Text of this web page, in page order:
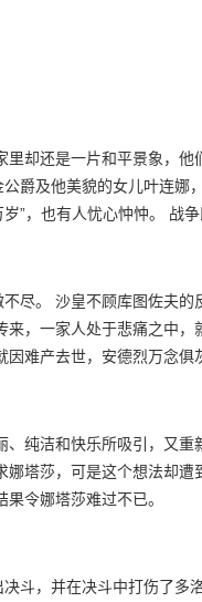
里却还是一片和平景象，他
对毅然
纯洁和快乐所吸引，又重
的结果令娜塔莎难过不已。
斗，并在决斗中打伤了多洛